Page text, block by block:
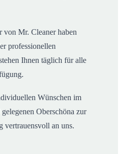
von Mr. Cleaner haben
professionellen
Ihnen täglich für alle
Wünschen im
Oberschöna zur
vertrauensvoll an uns.